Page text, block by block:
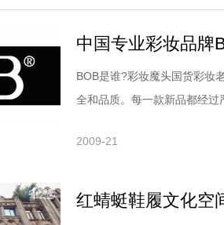
中国专业彩妆品牌
BOB是谁?彩妆魔头国货彩妆
全和品质。每一款新品都经过
2009-21
红蜻蜓鞋履文化空